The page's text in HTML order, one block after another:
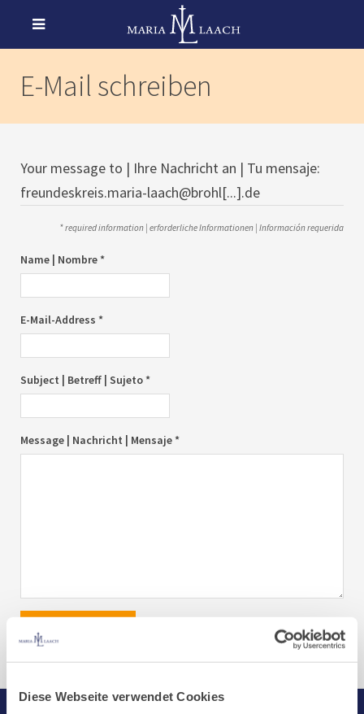
Diese Webseite verwendet Cookies
E-Mail schreiben
Your message to | Ihre Nachricht an | Tu mensaje:
freundeskreis.maria-laach@brohl[...].de
* required information | erforderliche Informationen | Información requerida
Name | Nombre *
E-Mail-Address *
Subject | Betreff | Sujeto *
Message | Nachricht | Mensaje *